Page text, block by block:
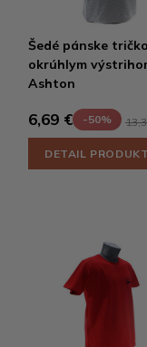
Šedé pánske
okrúhlym
Ashton
6,69 € -50%
DETAIL